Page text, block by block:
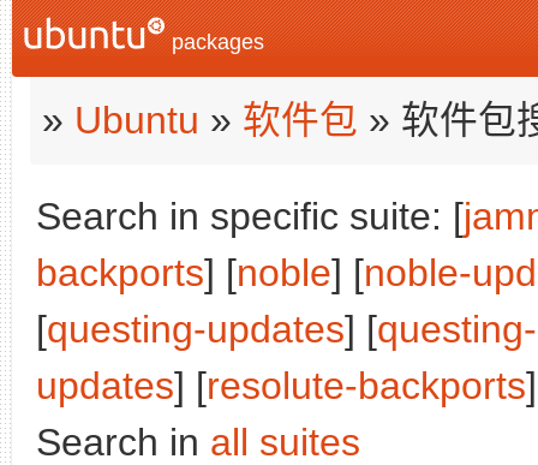
packages
» Ubuntu » 软件包 » 软件包
Search in specific suite: [
backports] [noble] [noble-
[questing-updates] [
updates] [resolute-backports
Search in all suites